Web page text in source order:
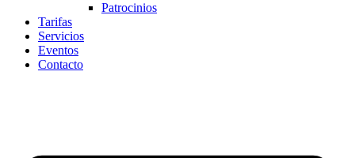
Patrocinios
Tarifas
Servicios
Eventos
Contacto